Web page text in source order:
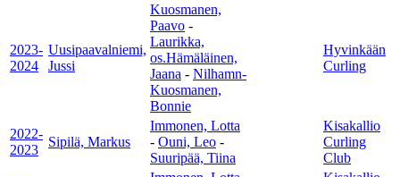
2023-
2024
Uusipaavalniemi,
Jussi
Kuosmanen,
Paavo -
Laurikka,
os.Hämäläinen,
Jaana - Nilhamn-
Kuosmanen,
Bonnie
Hyvinkään
Curling
2022-
2023
Sipilä, Markus
Immonen, Lotta
- Ouni, Leo -
Suuripää, Tiina
Kisakallio
Curling
Club